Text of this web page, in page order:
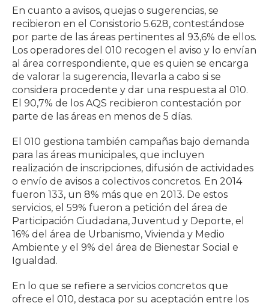
En cuanto a avisos, quejas o sugerencias, se
recibieron en el Consistorio 5.628, contestándose
por parte de las áreas pertinentes al 93,6% de ellos.
Los operadores del 010 recogen el aviso y lo envían
al área correspondiente, que es quien se encarga
de valorar la sugerencia, llevarla a cabo si se
considera procedente y dar una respuesta al 010.
El 90,7% de los AQS recibieron contestación por
parte de las áreas en menos de 5 días.
El 010 gestiona también campañas bajo demanda
para las áreas municipales, que incluyen
realización de inscripciones, difusión de actividades
o envío de avisos a colectivos concretos. En 2014
fueron 133, un 8% más que en 2013. De estos
servicios, el 59% fueron a petición del área de
Participación Ciudadana, Juventud y Deporte, el
16% del área de Urbanismo, Vivienda y Medio
Ambiente y el 9% del área de Bienestar Social e
Igualdad.
En lo que se refiere a servicios concretos que
ofrece el 010, destaca por su aceptación entre los